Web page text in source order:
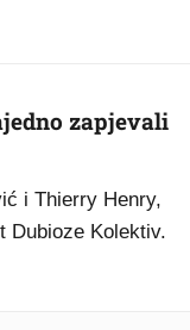
zapjevali
i Thierry Henry,
Dubioze Kolektiv.